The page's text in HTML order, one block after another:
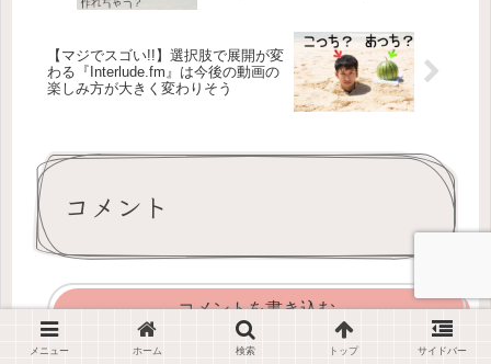
【マジでスゴい!!】選択肢で展開が変
わる『Interlude.fm』は今後の動画の
楽しみ方が大きく変わりそう
コメント
コメントを書き込む
メニュー ホーム 検索 トップ サイドバー